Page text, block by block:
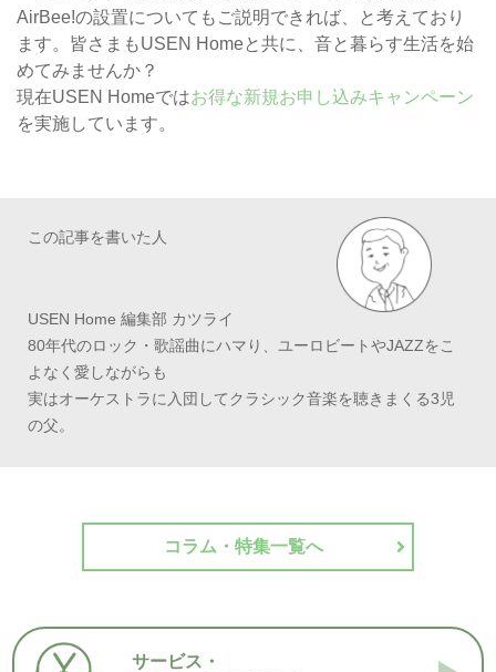
AirBee!の設置についてもご説明できれば、と考えており
ます。皆さまもUSEN Homeと共に、音と暮らす生活を始
めてみませんか？
現在USEN Homeではお得な新規お申し込みキャンペーン
を実施しています。
この記事を書いた人
USEN Home 編集部 カツライ
80年代のロック・歌謡曲にハマり、ユーロビートやJAZZをこ
よなく愛しながらも
実はオーケストラに入団してクラシック音楽を聴きまくる3児
の父。
コラム・特集一覧へ
サービス・